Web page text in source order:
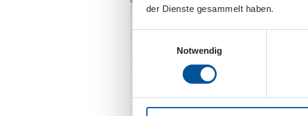
der Dienste gesammelt haben.
Notwendig